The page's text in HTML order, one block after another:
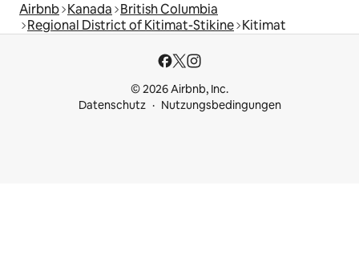
Airbnb Kanada British Columbia
Regional District of Kitimat-Stikine Kitimat
© 2026 Airbnb, Inc.
Datenschutz
Nutzungsbedingungen